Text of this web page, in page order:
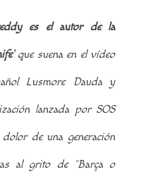
es el autor de la
que suena en el vídeo
Lusmore Dauda y
lanzada por SOS
de una generación
al grito de “Barça o